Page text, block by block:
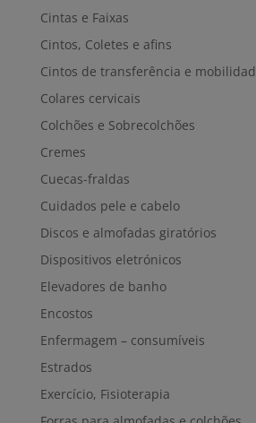
Cintas e Faixas
Cintos, Coletes e afins
Cintos de transferência e
Colares cervicais
Colchões e Sobrecolchões
Cremes
Cuecas-fraldas
Cuidados pele e cabelo
Discos e almofadas giratórios
Dispositivos eletrónicos
Elevadores de banho
Encostos
Enfermagem – consumíveis
Estrados
Exercício, Fisioterapia